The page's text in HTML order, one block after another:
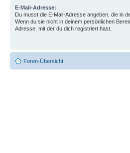
E-Mail-Adresse:
Du musst die E-Mail-Adresse angeben, die in
Wenn du sie nicht in deinem persönlichen
Adresse, mit der du dich registriert hast.
Foren-Übersicht